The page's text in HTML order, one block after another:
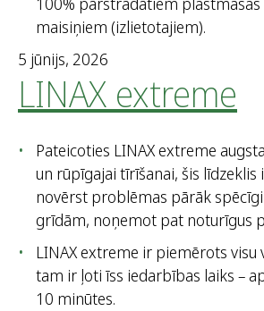
maisiņiem (izlietotajiem).
5 jūnijs, 2026
LINAX extreme
Pateicoties LINAX extreme
un rūpīgajai tīrīšanai, šis līdzeklis
novērst problēmas pārāk
grīdām, noņemot pat noturīgus
LINAX extreme ir piemērots visu
tam ir ļoti īss iedarbības laiks –
10 minūtes.